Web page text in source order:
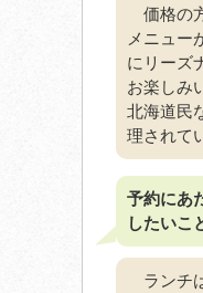
価格の
メニュー
にリーズ
お楽しみ
北海道民
理されて
予約にあ
したいこ
ランチ